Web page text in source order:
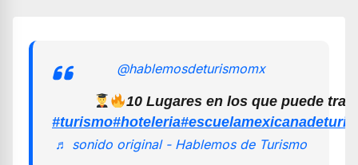
@hablemosdeturismomx
10 Lugares en los que puede
#turismo#hoteleria
♬ sonido original - Hablemos de Turismo